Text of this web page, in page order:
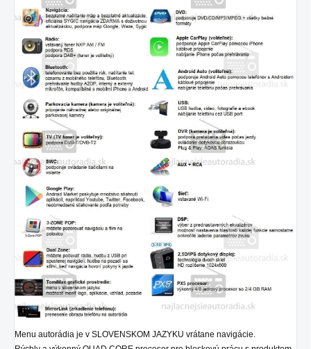
Menu autorádia je v SLOVENSKOM JAZYKU vrátane navigácie.